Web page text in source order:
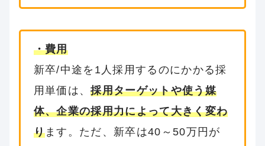
・費用
新卒/中途を1人採用するのにかかる採
用単価は、採用ターゲットや使う媒
体、企業の採用力によって大きく変わ
ります。ただ、新卒は40～50万円が